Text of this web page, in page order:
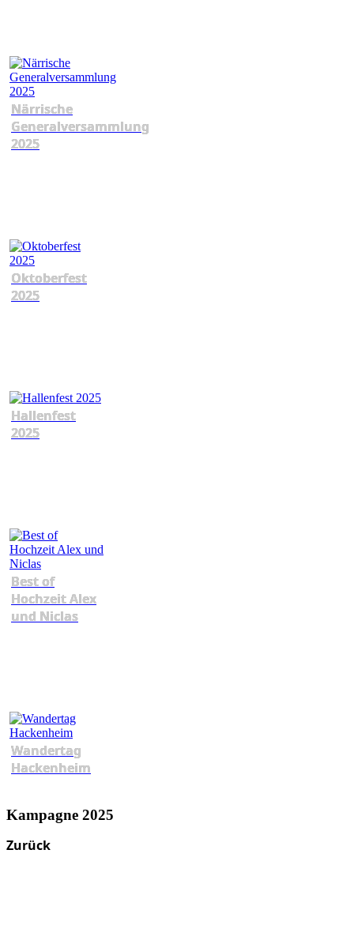
Närrische
Generalversammlung
2025
Oktoberfest
2025
Hallenfest
2025
Best of
Hochzeit Alex
und Niclas
Wandertag
Hackenheim
Kampagne 2025
Zurück